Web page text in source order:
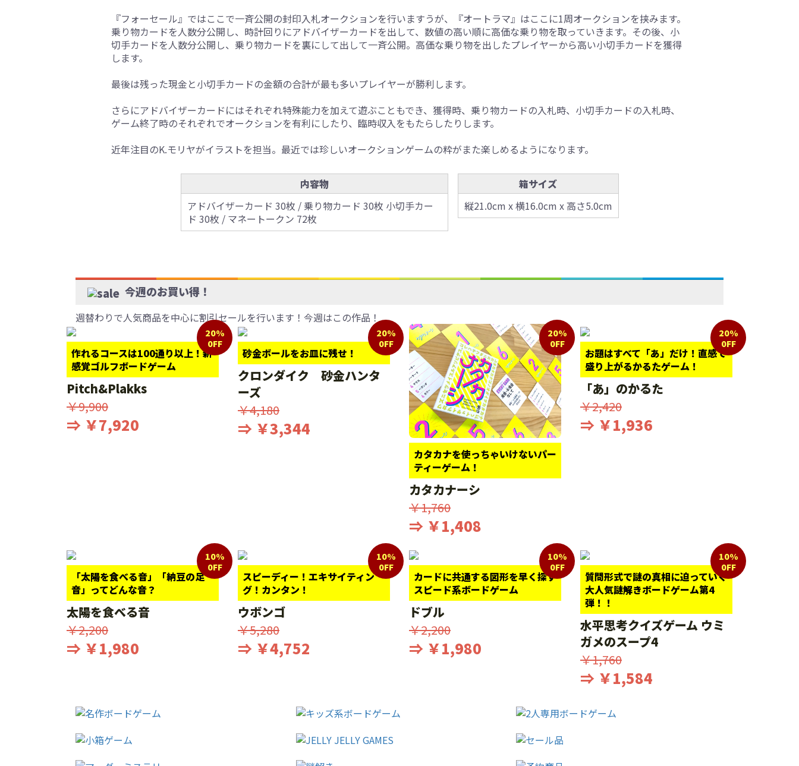
『フォーセール』ではここで一斉公開の封印入札オークションを行いますうが、『オートラマ』はここに1周オークションを挟みます。
乗り物カードを人数分公開し、時計回りにアドバイザーカードを出して、数値の高い順に高価な乗り物を取っていきます。その後、小
切手カードを人数分公開し、乗り物カードを裏にして出して一斉公開。高価な乗り物を出したプレイヤーから高い小切手カードを獲得
します。
最後は残った現金と小切手カードの金額の合計が最も多いプレイヤーが勝利します。
さらにアドバイザーカードにはそれぞれ特殊能力を加えて遊ぶこともでき、獲得時、乗り物カードの入札時、小切手カードの入札時、
ゲーム終了時のそれぞれでオークションを有利にしたり、臨時収入をもたらしたりします。
近年注目のK.モリヤがイラストを担当。最近では珍しいオークションゲームの粋がまた楽しめるようになります。
内容物
アドバイザーカード 30枚 / 乗り物カード 30枚 小切手カー
ド 30枚 / マネートークン 72枚
箱サイズ
縦21.0cm x 横16.0cm x 高さ5.0cm
今週のお買い得！
週替わりで人気商品を中心に割引セールを行います！今週はこの作品！
作れるコースは100通り以上！新
感覚ゴルフボードゲーム
20%
0FF
Pitch&Plakks
￥9,900
⇒ ￥7,920
砂金ボールをお皿に残せ！
20%
0FF
クロンダイク 砂金ハンタ
ーズ
￥4,180
⇒ ￥3,344
カタカナを使っちゃいけないパー
ティーゲーム！
20%
0FF
カタカナーシ
￥1,760
⇒ ￥1,408
お題はすべて「あ」だけ！直感で
盛り上がるかるたゲーム！
20%
0FF
「あ」のかるた
￥2,420
⇒ ￥1,936
「太陽を食べる音」「納豆の足
音」ってどんな音？
10%
0FF
太陽を食べる音
￥2,200
⇒ ￥1,980
スピーディー！エキサイティン
グ！カンタン！
10%
0FF
ウボンゴ
￥5,280
⇒ ￥4,752
カードに共通する図形を早く探す
スピード系ボードゲーム
10%
0FF
ドブル
￥2,200
⇒ ￥1,980
質問形式で謎の真相に迫っていく
大人気謎解きボードゲーム第4
弾！！
10%
0FF
水平思考クイズゲーム ウミ
ガメのスープ4
￥1,760
⇒ ￥1,584